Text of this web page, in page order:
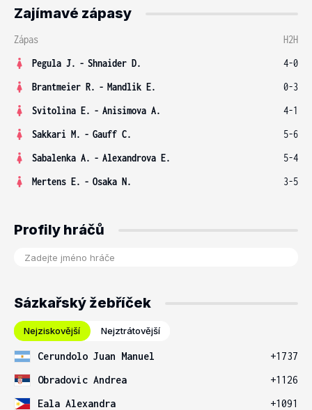
Zajímavé zápasy
Zápas
H2H
Pegula J. - Shnaider D.
4-0
Brantmeier R. - Mandlik E.
0-3
Svitolina E. - Anisimova A.
4-1
Sakkari M. - Gauff C.
5-6
Sabalenka A. - Alexandrova E.
5-4
Mertens E. - Osaka N. 3-5
Profily hráčů
Sázkařský žebříček
Nejziskovější Nejztrátovější
Cerundolo Juan Manuel
+1737
Obradovic Andrea
+1126
Eala Alexandra
+1091